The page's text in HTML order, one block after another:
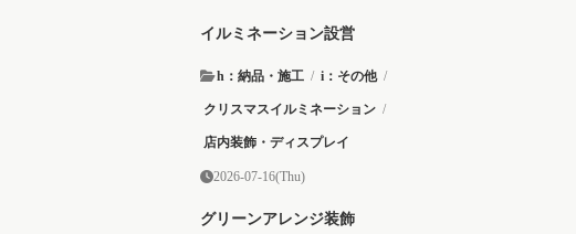
イルミネーション設営
h：納品・施工 / i：その他 /
クリスマスイルミネーション /
店内装飾・ディスプレイ
2026-07-16(Thu)
グリーンアレンジ装飾